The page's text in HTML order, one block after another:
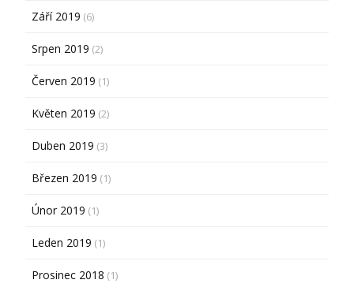
Září 2019 (6)
Srpen 2019 (2)
Červen 2019 (1)
Květen 2019 (2)
Duben 2019 (3)
Březen 2019 (1)
Únor 2019 (1)
Leden 2019 (1)
Prosinec 2018 (1)